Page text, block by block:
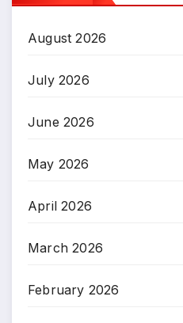
August 2026
July 2026
June 2026
May 2026
April 2026
March 2026
February 2026